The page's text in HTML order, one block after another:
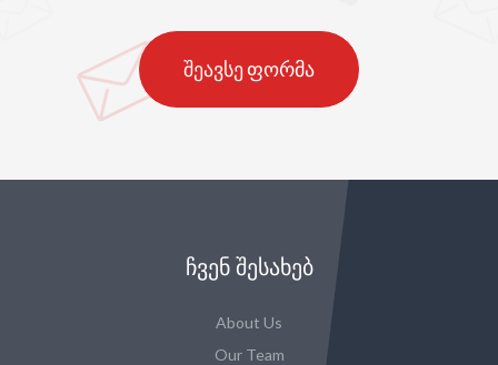
შეავსე ფორმა
ᲩᲕᲔᲜ ᲨᲔᲡᲐᲮᲔᲑ
About Us
Our Team